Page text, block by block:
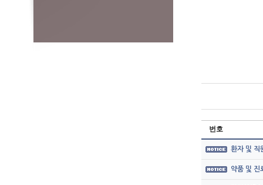
번호
환자 및 직
약품 및 진